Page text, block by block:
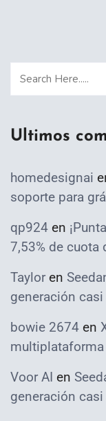
Ultimos
homedesignai
soporte para
qp924 en
7,53% de cuota
Taylor en
generación
bowie 2674 en
Voor AI en
generación